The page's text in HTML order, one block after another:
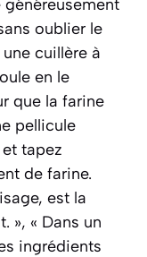
oublier le
cuillère à
en le
que la farine
pellicule
tapez
de farine.
est la
», « Dans un
ingrédients